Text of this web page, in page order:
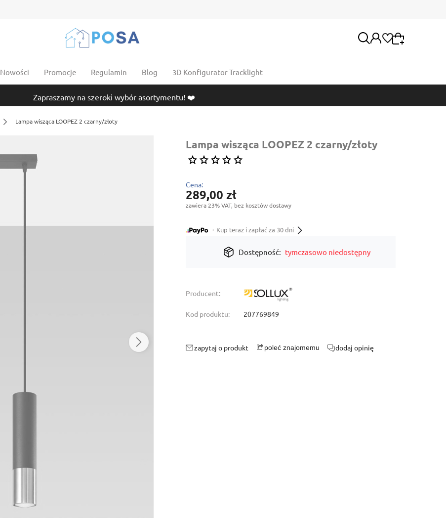
Nowości Promocje Regulamin Blog 3D Konfigurator Tracklight
Zapraszamy na szeroki wybór asortymentu! ❤️
Lampa wisząca LOOPEZ 2 czarny/złoty
Lampa wisząca LOOPEZ 2 czarny/złoty
Cena:
289,00 zł
zawiera 23% VAT, bez kosztów dostawy
・Kup teraz i zapłać za 30 dni
Dostępność: tymczasowo niedostępny
Producent:
Kod produktu: 207769849
zapytaj o produkt poleć znajomemu dodaj opinię